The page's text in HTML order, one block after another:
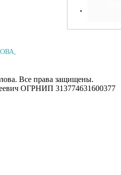
Все права защищены.
ОГРНИП 313774631600377